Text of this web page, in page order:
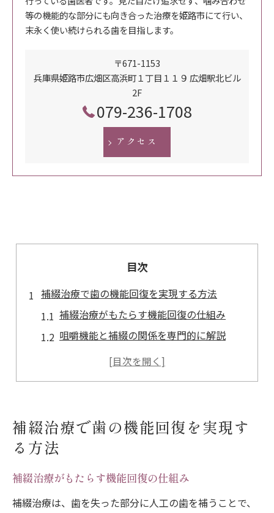
等の機能的な部分にも向き合った治療を姫路市にて行い、
末永く使い続けられる歯を目指します。
〒671-1153
兵庫県姫路市広畑区高浜町１丁目１１９ 広畑駅北ビル
2F
079-236-1708
アクセス
目次
補綴治療で歯の機能回復を実現する方法
補綴治療がもたらす機能回復の仕組み
咀嚼機能と補綴の関係を専門的に解説
補綴治療専門医が語る機能維持のポイント
機能回復に役立つ補綴の基本を知る
補綴の基本構造と機能回復の原理を解説
補綴治療の流れと専門医の役割を紹介
補綴が生活に与える実際のメリットとは
補綴治療で歯の機能回復を実現す
る方法
補綴治療がもたらす機能回復の仕組み
補綴治療は、歯を失った部分に人工の歯を補うことで、